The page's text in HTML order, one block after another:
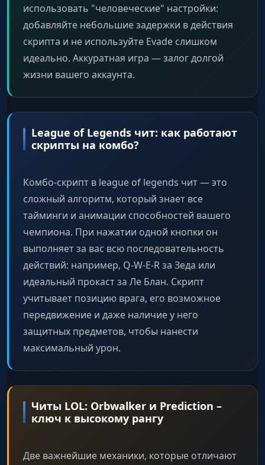
использовать "человеческие" настройки:
добавляйте небольшие задержки в действия
скрипта и не используйте Evade слишком
идеально. Аккуратная игра — залог долгой
жизни вашего аккаунта.
League of Legends чит: как работают
скрипты на комбо?
Комбо-скрипт в league of legends чит — это
сложный алгоритм, который знает все
тайминги и анимации способностей вашего
чемпиона. При нажатии одной кнопки он
выполняет за вас всю последовательность
действий: например, Q-W-E-R за Зеда или
идеальный прокаст за Ле Блан. Скрипт
учитывает позицию врага, его возможное
передвижение и даже наличие у него
защитных предметов, чтобы нанести
максимальный урон.
Читы LOL: Orbwalker и Prediction –
ключ к высокому рангу
Две важнейшие механики, которые отличают